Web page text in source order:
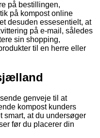
på bestillingen,
på kompost online
desuden essesentielt, at
på e-mail, således
sin shopping,
til en herre eller
genveje til at
kompost kunders
smart, at du undersøger
før du placerer din